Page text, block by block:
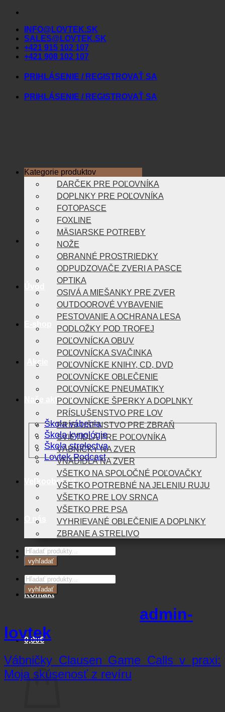
Skip
contentINFO@LOVTEK.SK
SALES@LOVTEK.SK
+421 915 102 107
+421 908 102 107
PRIHLÁSENIE / REGISTROVAŤ SA
PRIHLÁSENIE / REGISTROVAŤ SA
Akcie
Naše aktivity
Škola vábenia
Škola kynológie
Škola strelectva
Lovtek Podcast
Veľkoobchod
O nás
Blog
Kontakt
0,00€
Košík
Kategorie produktov
DARČEK PRE POĽOVNÍKA
DOPLNKY PRE POĽOVNÍKA
FOTOPASCE
FOXLINE
MÄSIARSKE POTREBY
NOŽE
OBRANNÉ PROSTRIEDKY
ODPUDZOVAČE ZVERI A PASCE
OPTIKA
OSIVÁ A MIEŠANKY PRE ZVER
OUTDOOROVÉ VYBAVENIE
PESTOVANIE A OCHRANA LESA
PODLOŽKY POD TROFEJ
POĽOVNÍCKA OBUV
POĽOVNÍCKA SVAČINKA
POĽOVNÍCKE KNIHY, CD, DVD
POĽOVNÍCKE OBLEČENIE
POĽOVNÍCKE PNEUMATIKY
POĽOVNÍCKE ŠPERKY A DOPLNKY
PRÍSLUŠENSTVO PRE LOV
PRÍSLUŠENSTVO PRE ZBRAŇ
SVIETIDLÁ PRE POĽOVNÍKA
VÁBNIČKY NA ZVER
VNADIDLÁ NA ZVER
VŠETKO NA SPOLOČNÉ POĽOVAČKY
VŠETKO POTREBNÉ NA JELENIU RUJU
VŠETKO PRE LOV SRNCA
VŠETKO PRE PSA
VYHRIEVANÉ OBLEČENIE A DOPLNKY
ZBRANE A STRELIVO
Products
search
vyhľadať
Products
search
vyhľadať
admin-
lovtek
Vábničky Clausen Game Calls v praxi:
Moja skúsenosť z revíru